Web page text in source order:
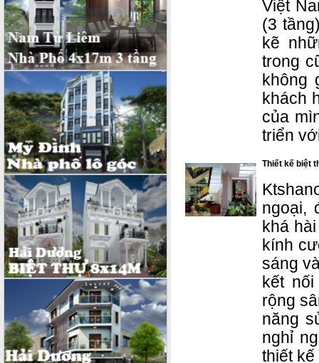
Việt
(3
kẽ
trong
không
khách
của
triển
Thiết kế biệt
ngoại,
khá
kính
sáng
kết
rộng
năng
nghỉ
thiết